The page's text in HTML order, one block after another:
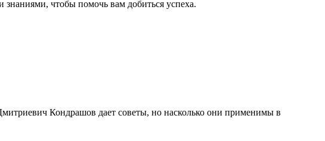
знаниями, чтобы помочь вам добиться успеха.
Кондрашов дает советы, но насколько они применимы в